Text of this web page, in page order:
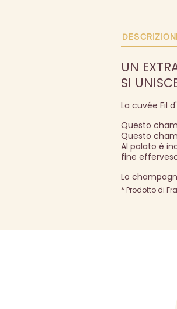
UN
SI
La cuvée Fil
Questo
Questo
Al palato è
fine
Lo
* Prodotto di